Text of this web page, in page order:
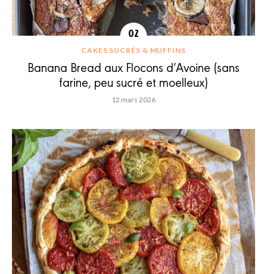
CAKES SUCRÉS & MUFFINS
Banana Bread aux Flocons d’Avoine (sans
farine, peu sucré et moelleux)
12 mars 2026